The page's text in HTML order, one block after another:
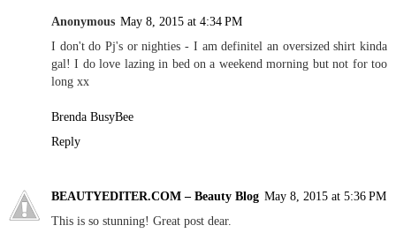
Anonymous May 8, 2015 at 4:34 PM
I don't do Pj's or nighties - I am definitel an oversized shirt kinda
gal! I do love lazing in bed on a weekend morning but not for too
long xx
Brenda BusyBee
Reply
BEAUTYEDITER.COM – Beauty Blog May 8, 2015 at 5:36 PM
This is so stunning! Great post dear.